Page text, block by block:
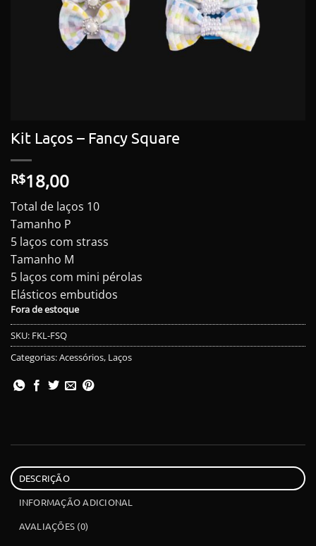
Kit Laços – Fancy Square
R$18,00
Total de laços 10
Tamanho P
5 laços com strass
Tamanho M
5 laços com mini pérolas
Elásticos embutidos
Fora de estoque
SKU: FKL-FSQ
Categorias:Acessórios, Laços
DESCRIÇÃO
INFORMAÇÃO ADICIONAL
AVALIAÇÕES (0)